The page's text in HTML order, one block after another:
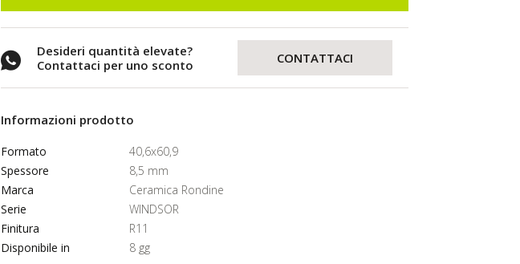
Desideri quantità elevate?
Contattaci per uno sconto
CONTATTACI
Informazioni prodotto
Formato
40,6x60,9
Spessore
8,5 mm
Marca
Ceramica Rondine
Serie
WINDSOR
Finitura
R11
Disponibile in
8 gg